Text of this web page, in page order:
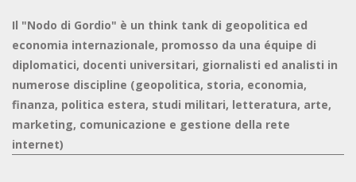
Il "Nodo di Gordio" è un think tank di geopolitica ed
economia internazionale, promosso da una équipe di
diplomatici, docenti universitari, giornalisti ed analisti in
numerose discipline (geopolitica, storia, economia,
finanza, politica estera, studi militari, letteratura, arte,
marketing, comunicazione e gestione della rete
internet)